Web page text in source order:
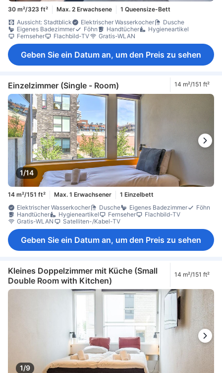
30 m²/323 ft² Max. 2 Erwachsene
1 Queensize-Bett
Aussicht: Stadtblick
Elektrischer Wasserkocher
Dusche
Eigenes Badezimmer
Föhn Handtücher
Hygieneartikel
Fernseher
Flachbild-TV Gratis-WLAN
Geben Sie ein Datum an, um den Preis zu sehen
Einzelzimmer (Single - Room) 14 m²/151 ft²
1/14
14 m²/151 ft² Max. 1 Erwachsener
1 Einzelbett
Elektrischer Wasserkocher
Dusche Eigenes Badezimmer
Föhn
Handtücher
Hygieneartikel Fernseher
Flachbild-TV
Gratis-WLAN
Satelliten-/Kabel-TV
Geben Sie ein Datum an, um den Preis zu sehen
Kleines Doppelzimmer mit Küche (Small
Double Room with Kitchen)
14 m²/151 ft²
1/9